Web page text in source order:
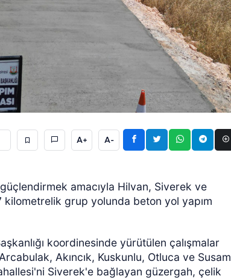
A+ A-
amacıyla Hilvan, Siverek ve
grup yolunda beton yol yapım
koordinesinde yürütülen çalışmalar
Akıncık, Kuskunlu, Otluca ve Susam
Siverek'e bağlayan güzergah, çelik
ÖZEL HABER